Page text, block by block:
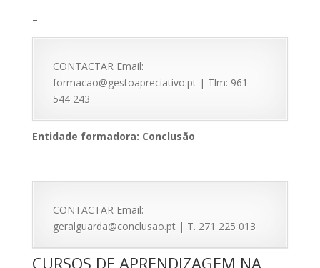
–
CONTACTAR Email:
formacao@gestoapreciativo.pt | Tlm: 961
544 243
Entidade formadora: Conclusão
–
CONTACTAR Email:
geralguarda@conclusao.pt | T. 271 225 013
CURSOS DE APRENDIZAGEM NA